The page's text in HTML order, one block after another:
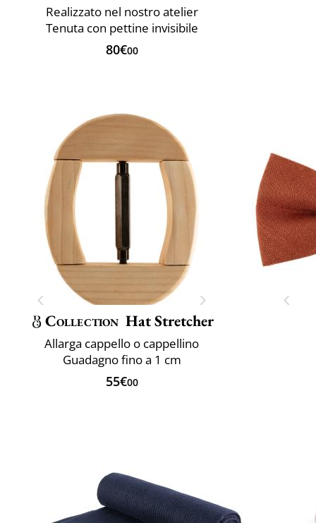
Realizzato nel nostro atelier
Tenuta con pettine invisibile
80€00
Collection Hat Stretcher
Allarga cappello o cappellino
Guadagno fino a 1 cm
55€00